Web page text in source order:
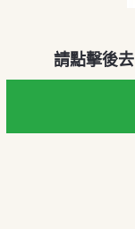
請點擊後